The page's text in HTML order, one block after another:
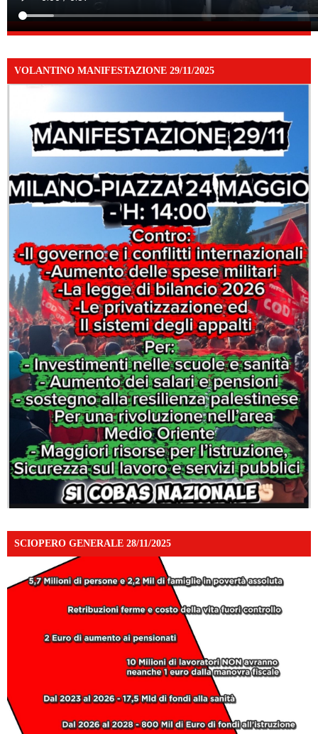
VOLANTINO MANIFESTAZIONE 29/11/2025
SCIOPERO GENERALE 28/11/2025